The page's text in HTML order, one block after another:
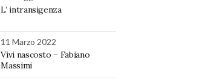
L’ intransigenza
11 Marzo 2022
Vivi nascosto – Fabiano
Massimi